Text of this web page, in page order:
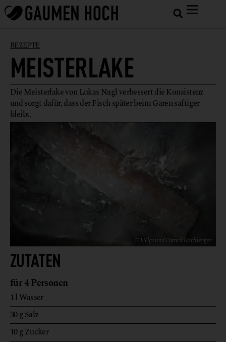
REZEPTE
MEISTERLAKE
Die Meisterlake von Lukas Nagl verbessert die Konsistenz
und sorgt dafür, dass der Fisch später beim Garen saftiger
bleibt.
© Helge und Patrick Kirchberger
ZUTATEN
für 4 Personen
1 l Wasser
30gSalz
10gZucker